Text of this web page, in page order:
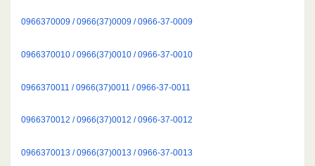
0966370009 / 0966(37)0009 / 0966-37-0009
0966370010 / 0966(37)0010 / 0966-37-0010
0966370011 / 0966(37)0011 / 0966-37-0011
0966370012 / 0966(37)0012 / 0966-37-0012
0966370013 / 0966(37)0013 / 0966-37-0013